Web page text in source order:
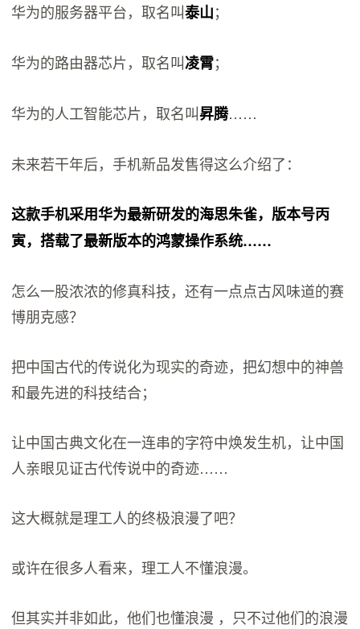
华为的服务器平台，取名叫泰山；
华为的路由器芯片，取名叫凌霄；
华为的人工智能芯片，取名叫昇腾……
未来若干年后，手机新品发售得这么介绍了：
这款手机采用华为最新研发的海思朱雀，版本号丙
寅，搭载了最新版本的鸿蒙操作系统……
怎么一股浓浓的修真科技，还有一点点古风味道的赛
博朋克感？
把中国古代的传说化为现实的奇迹，把幻想中的神兽
和最先进的科技结合；
让中国古典文化在一连串的字符中焕发生机，让中国
人亲眼见证古代传说中的奇迹……
这大概就是理工人的终极浪漫了吧？
或许在很多人看来，理工人不懂浪漫。
但其实并非如此，他们也懂浪漫 ，只不过他们的浪漫